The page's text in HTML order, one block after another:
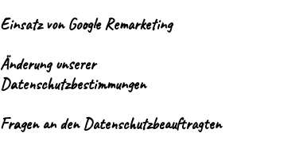
Einsatz von Google Remarketing
Änderung unserer
Datenschutzbestimmungen
Fragen an den Datenschutzbeauftragten